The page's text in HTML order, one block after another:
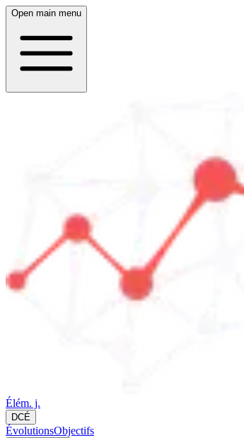
Open main menu
Élém. j.
DCÉ
ÉvolutionsObjectifs